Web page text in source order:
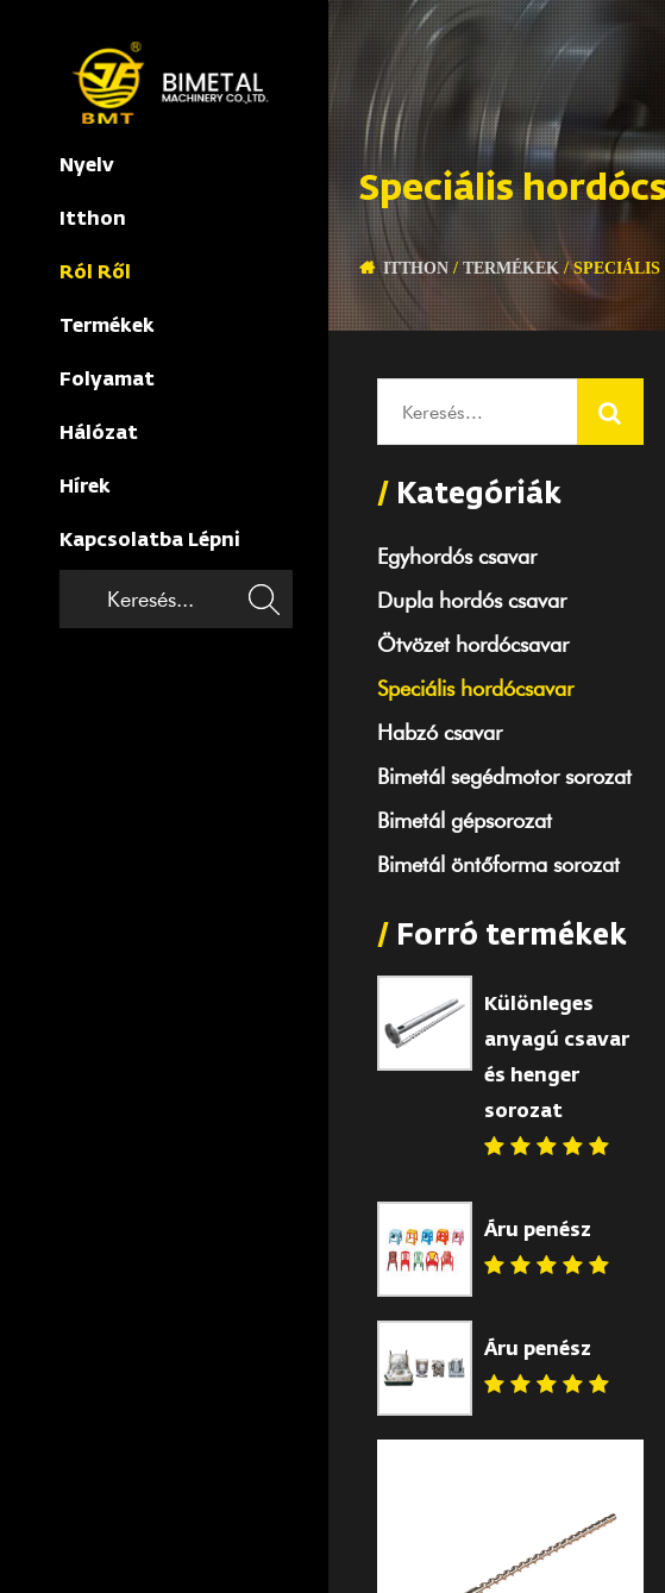
Nyelv
Itthon
Ról Ről
Termékek
Folyamat
Hálózat
Hírek
Kapcsolatba Lépni
Speciális
ITTHON/ TERMÉKEK /SPECIÁLIS
/ Kategóriák
Egyhordós csavar
Dupla hordós csavar
Ötvözet hordócsavar
Speciális hordócsavar
Habzó csavar
Bimetál segédmotor sorozat
Bimetál gépsorozat
Bimetál öntőforma sorozat
/ Forró termékek
Különleges
anyagú csavar
és henger
sorozat
Áru penész
Áru penész